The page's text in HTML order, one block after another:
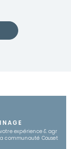
expérience & agr
communauté Couset